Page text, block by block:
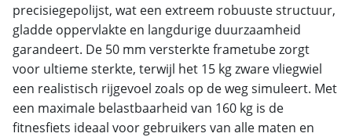
precisiegepolijst, wat een extreem robuuste structuur,
gladde oppervlakte en langdurige duurzaamheid
garandeert. De 50 mm versterkte frametube zorgt
voor ultieme sterkte, terwijl het 15 kg zware vliegwiel
een realistisch rijgevoel zoals op de weg simuleert. Met
een maximale belastbaarheid van 160 kg is de
fitnesfiets ideaal voor gebruikers van alle maten en